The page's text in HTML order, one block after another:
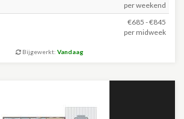
per weekend
€685 - €845
per midweek
Bijgewerkt: Vandaag